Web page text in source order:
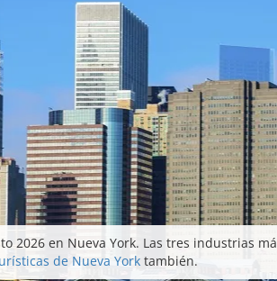
2026 en Nueva York. Las tres industrias
de Nueva York también.